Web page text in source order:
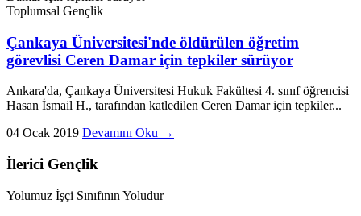
Toplumsal Gençlik
Çankaya Üniversitesi'nde öldürülen öğretim
görevlisi Ceren Damar için tepkiler sürüyor
Ankara'da, Çankaya Üniversitesi Hukuk Fakültesi 4. sınıf öğrencisi
Hasan İsmail H., tarafından katledilen Ceren Damar için tepkiler...
04 Ocak 2019 Devamını Oku →
İlerici Gençlik
Yolumuz İşçi Sınıfının Yoludur